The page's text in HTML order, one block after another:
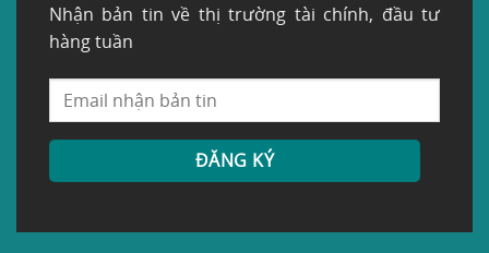
Nhận bản tin về thị trường tài chính, đầu tư
hàng tuần